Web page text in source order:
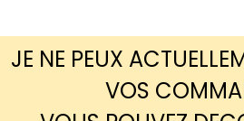
JE NE PEUX
VOS